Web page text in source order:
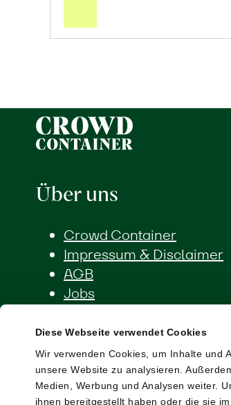
Diese Webseite verwendet Cookies
Wir verwenden Cookies, um Inhalte und
unsere Website zu analysieren.
Medien, Werbung und Analysen weiter.
ihnen bereitgestellt haben oder die sie
Über uns
Crowd Container
Impressum & Disclaimer
AGB
Jobs
Shop
Wir akzeptieren die